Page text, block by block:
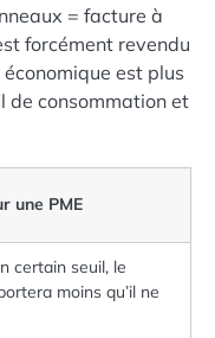
= facture à
forcément revendu
est plus
de consommation et
une PME
certain seuil, le
moins qu’il ne